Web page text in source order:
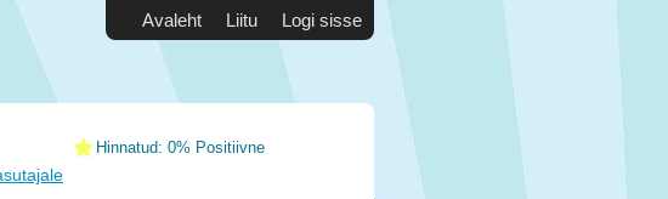
Avaleht Liitu Logi sisse
Hinnatud: 0% Positiivne